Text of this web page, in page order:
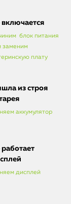
включается
блок питания
заменим
плату
из строя
аккумулятор
работает
дисплей